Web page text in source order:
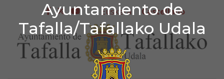
Ayuntamiento de
Tafalla/Tafallako Udala
Ir al contenido
Ayuntamiento de
facebook
twitter
youtube
Euskera Castellano